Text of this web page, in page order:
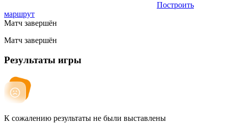
Построить
маршрут
Матч завершён
Матч завершён
Результаты игры
К сожалению результаты не были выставлены